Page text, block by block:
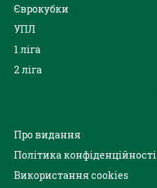
Єврокубки
УПЛ
1 ліга
2 ліга
Про видання
Політика конфіденційності
Використання cookies